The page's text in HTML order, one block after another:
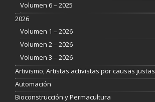
Volumen 6 – 2025
2026
Volumen 1 – 2026
Volumen 2 – 2026
Volumen 3 – 2026
Artivismo, Artistas activistas por causas justas
Automación
Bioconstrucción y Permacultura